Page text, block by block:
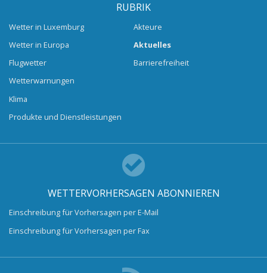
RUBRIK
Wetter in Luxemburg
Wetter in Europa
Flugwetter
Wetterwarnungen
Klima
Produkte und Dienstleistungen
Akteure
Aktuelles
Barrierefreiheit
WETTERVORHERSAGEN ABONNIEREN
Einschreibung für Vorhersagen per E-Mail
Einschreibung für Vorhersagen per Fax